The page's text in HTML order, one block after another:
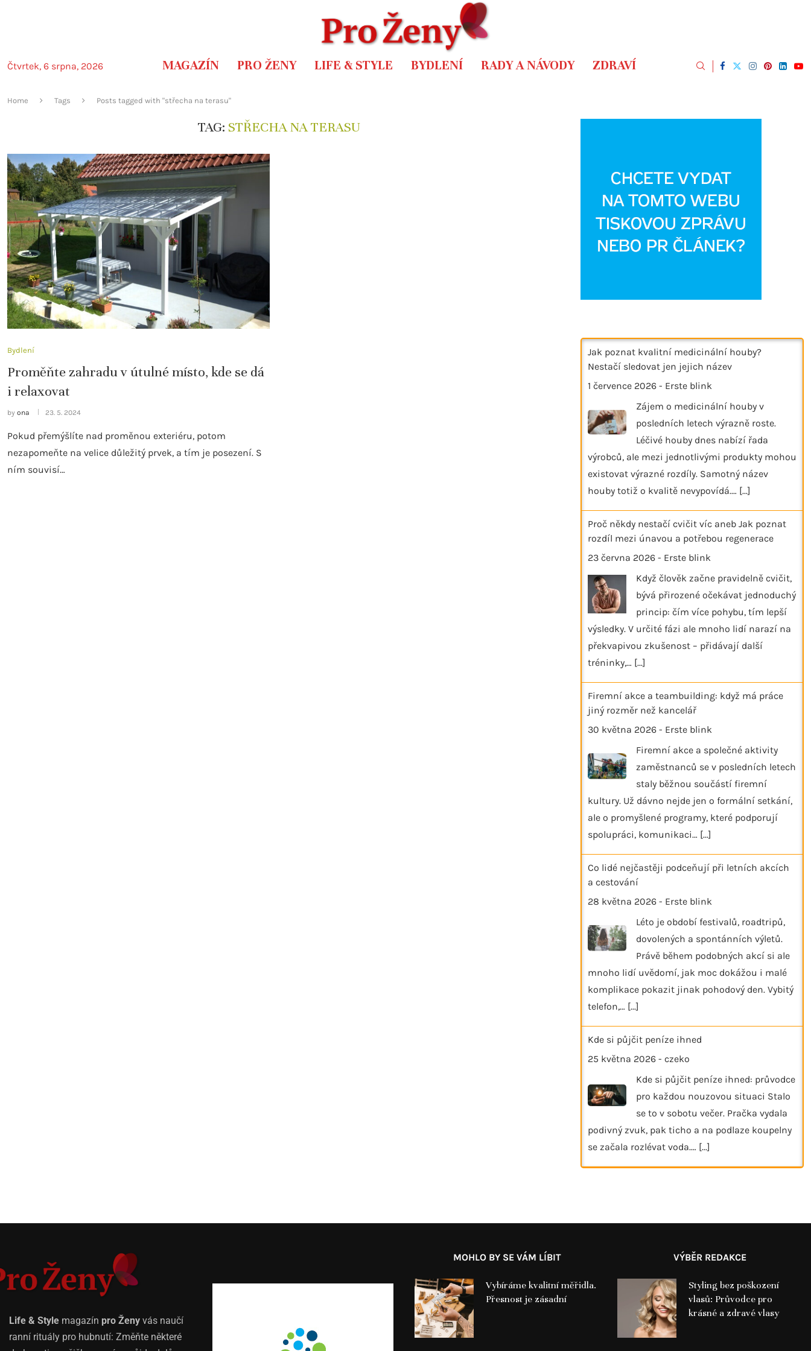
Čtvrtek, 6 srpna, 2026 MAGAZÍN PRO ŽENY LIFE & STYLE BYDLENÍ RADY A NÁVODY ZDRAVÍ
Home Tags Posts tagged with "střecha na terasu"
TAG: STŘECHA NA TERASU
Bydlení
Proměňte zahradu v útulné místo, kde se dá
i relaxovat
by ona 23. 5. 2024
Pokud přemýšlíte nad proměnou exteriéru, potom
nezapomeňte na velice důležitý prvek, a tím je posezení. S
ním souvisí…
Jak poznat kvalitní medicinální houby?
Nestačí sledovat jen jejich název
1 července 2026 - Erste blink
Zájem o medicinální houby v
posledních letech výrazně roste.
Léčivé houby dnes nabízí řada
výrobců, ale mezi jednotlivými produkty mohou
existovat výrazné rozdíly. Samotný název
houby totiž o kvalitě nevypovídá.… [...]
Proč někdy nestačí cvičit víc aneb Jak poznat
rozdíl mezi únavou a potřebou regenerace
23 června 2026 - Erste blink
Když člověk začne pravidelně cvičit,
bývá přirozené očekávat jednoduchý
princip: čím více pohybu, tím lepší
výsledky. V určité fázi ale mnoho lidí narazí na
překvapivou zkušenost – přidávají další
tréninky,… [...]
Firemní akce a teambuilding: když má práce
jiný rozměr než kancelář
30 května 2026 - Erste blink
Firemní akce a společné aktivity
zaměstnanců se v posledních letech
staly běžnou součástí firemní
kultury. Už dávno nejde jen o formální setkání,
ale o promyšlené programy, které podporují
spolupráci, komunikaci… [...]
Co lidé nejčastěji podceňují při letních akcích
a cestování
28 května 2026 - Erste blink
Léto je období festivalů, roadtripů,
dovolených a spontánních výletů.
Právě během podobných akcí si ale
mnoho lidí uvědomí, jak moc dokážou i malé
komplikace pokazit jinak pohodový den. Vybitý
telefon,… [...]
Kde si půjčit peníze ihned
25 května 2026 - czeko
Kde si půjčit peníze ihned: průvodce
pro každou nouzovou situaci Stalo
se to v sobotu večer. Pračka vydala
podivný zvuk, pak ticho a na podlaze koupelny
se začala rozlévat voda.… [...]
Life & Style magazín pro Ženy vás naučí
ranní rituály pro hubnutí: Změňte některé
MOHLO BY SE VÁM LÍBIT
Vybíráme kvalitní měřidla.
Přesnost je zásadní
VÝBĚR REDAKCE
Styling bez poškození
vlasů: Průvodce pro
krásné a zdravé vlasy